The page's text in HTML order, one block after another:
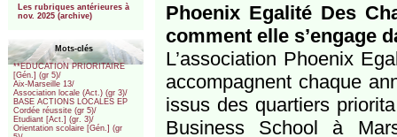
Les rubriques antérieures à
nov. 2025 (archive)
Mots-clés
**EDUCATION PRIORITAIRE
[Gén.] (gr 5)/
Aix-Marseille 13/
Association locale (Act.) (gr 3)/
BASE ACTIONS LOCALES EP
Cordée réussite (gr 5)/
Etudiant [Act.] (gr. 3)/
Orientation scolaire [Gén.] (gr
Phoenix Egalité Des
comment elle s’engage
L’association Phoenix
accompagnent chaque
issus des quartiers
Business School à